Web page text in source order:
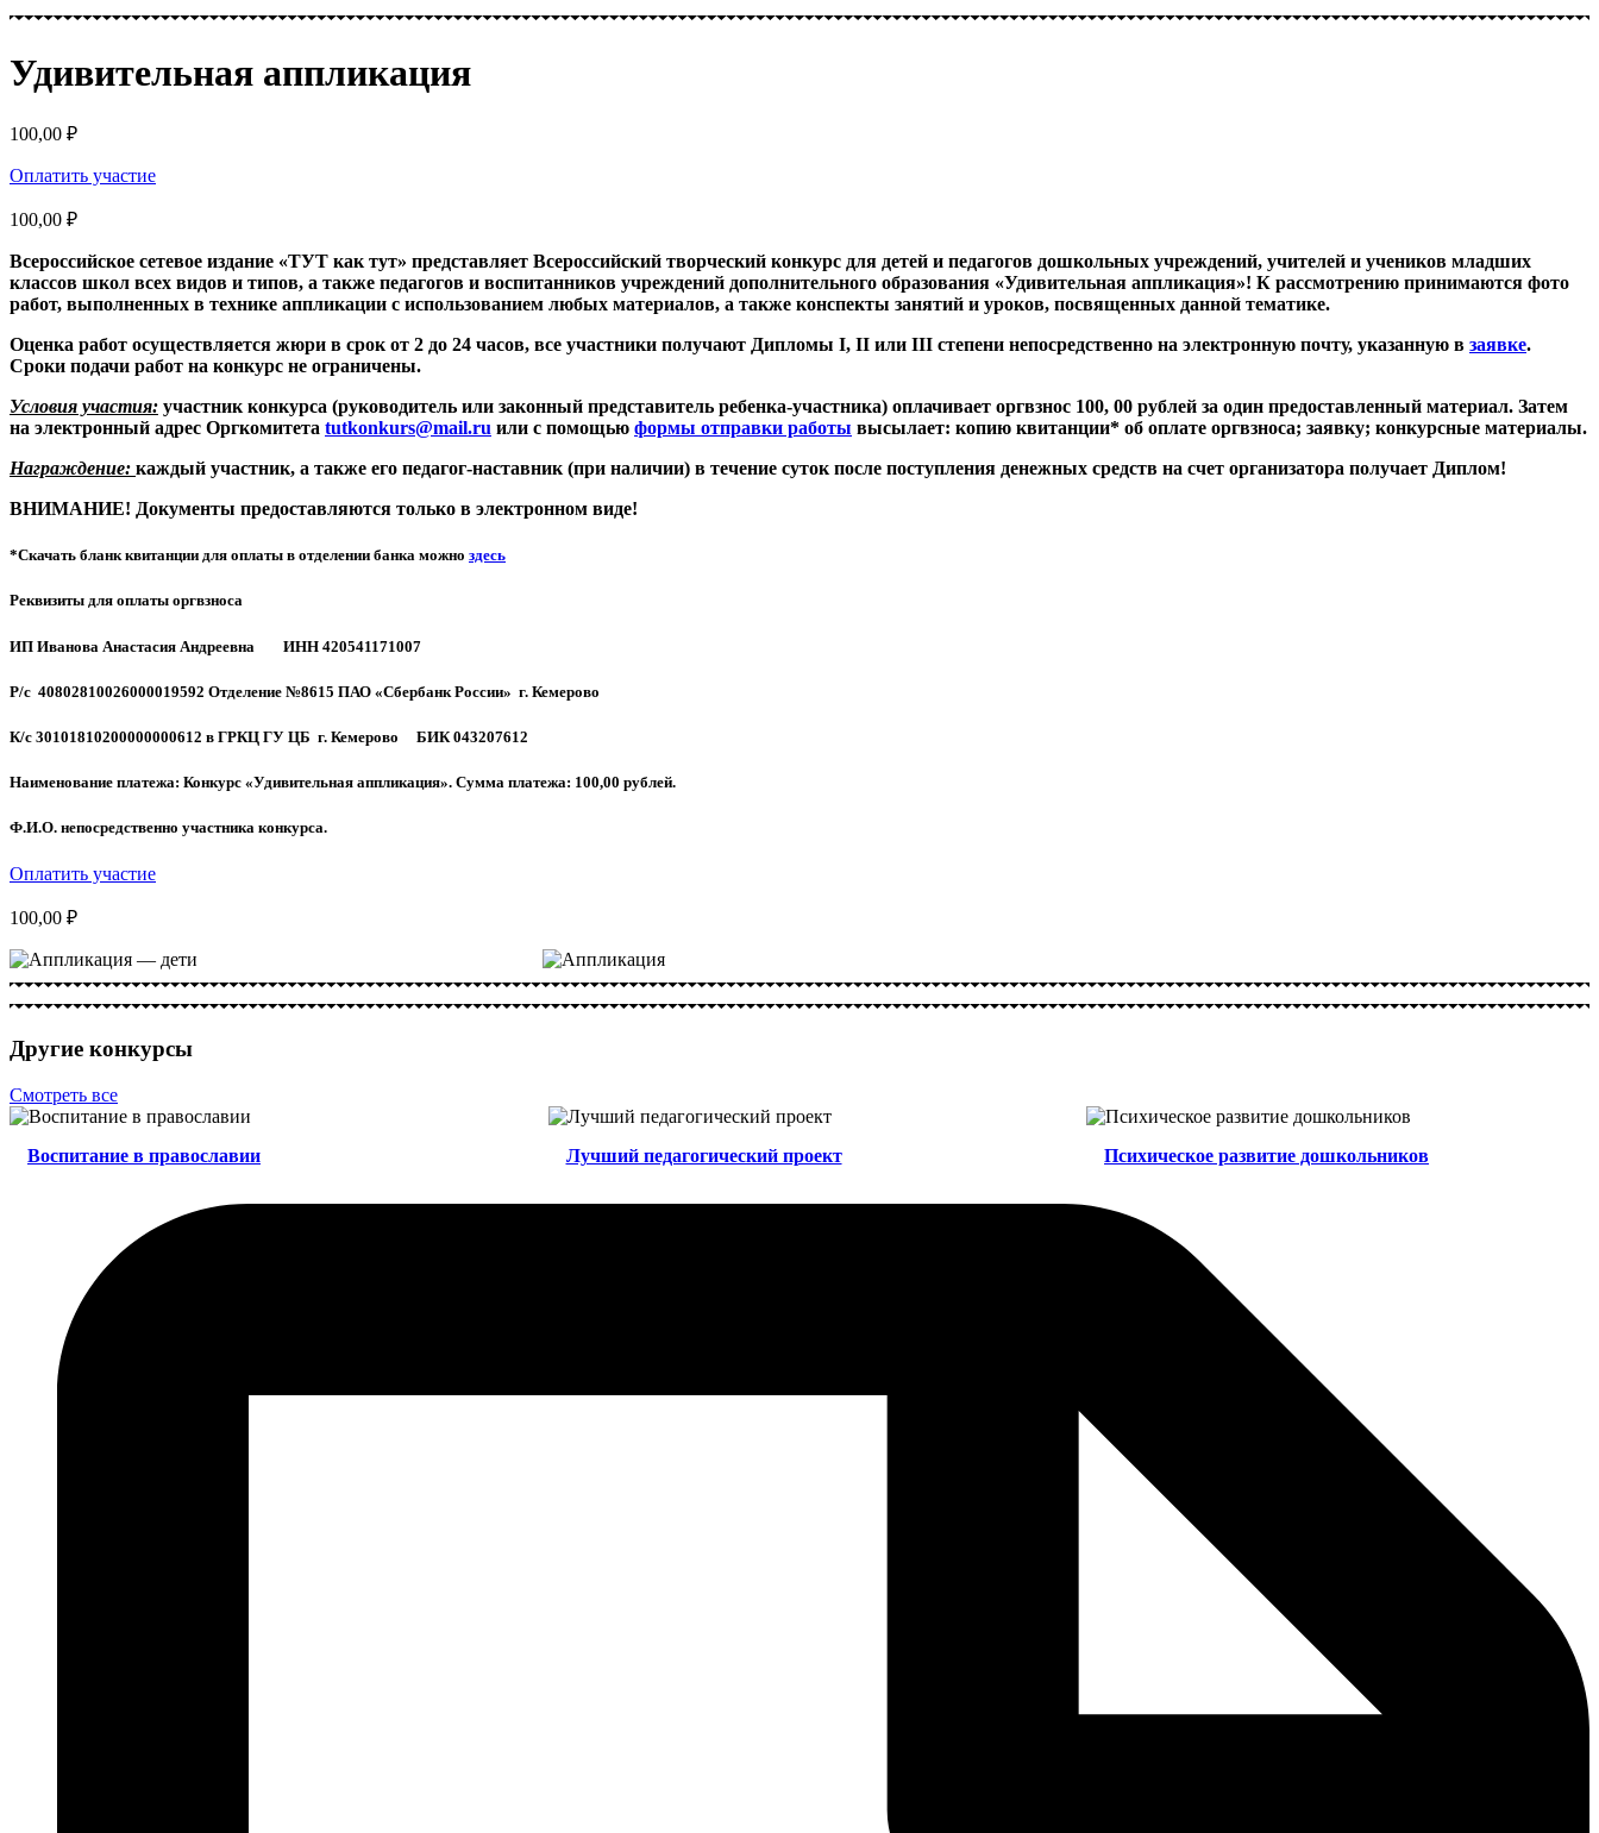
Удивительная аппликация
100,00 ₽
Оплатить участие
100,00 ₽
Всероссийское сетевое издание «ТУТ как тут» представляет Всероссийский творческий конкурс для детей и педагогов дошкольных учреждений, учителей и учеников младших
классов школ всех видов и типов, а также педагогов и воспитанников учреждений дополнительного образования «Удивительная аппликация»! К рассмотрению принимаются фото
работ, выполненных в технике аппликации с использованием любых материалов, а также конспекты занятий и уроков, посвященных данной тематике.
Оценка работ осуществляется жюри в срок от 2 до 24 часов, все участники получают Дипломы I, II или III степени непосредственно на электронную почту, указанную в заявке.
Сроки подачи работ на конкурс не ограничены.
Условия участия: участник конкурса (руководитель или законный представитель ребенка-участника) оплачивает оргвзнос 100, 00 рублей за один предоставленный материал. Затем
на электронный адрес Оргкомитета tutkonkurs@mail.ru или с помощью формы отправки работы высылает: копию квитанции* об оплате оргвзноса; заявку; конкурсные материалы.
Награждение: каждый участник, а также его педагог-наставник (при наличии) в течение суток после поступления денежных средств на счет организатора получает Диплом!
ВНИМАНИЕ! Документы предоставляются только в электронном виде!
*Скачать бланк квитанции для оплаты в отделении банка можно здесь
Реквизиты для оплаты оргвзноса
ИП Иванова Анастасия Андреевна ИНН 420541171007
Р/с 40802810026000019592 Отделение №8615 ПАО «Сбербанк России» г. Кемерово
К/с 30101810200000000612 в ГРКЦ ГУ ЦБ г. Кемерово БИК 043207612
Наименование платежа: Конкурс «Удивительная аппликация». Сумма платежа: 100,00 рублей.
Ф.И.О. непосредственно участника конкурса.
Оплатить участие
100,00 ₽
Другие конкурсы
Смотреть все
Воспитание в православии Лучший педагогический проект Психическое развитие дошкольников